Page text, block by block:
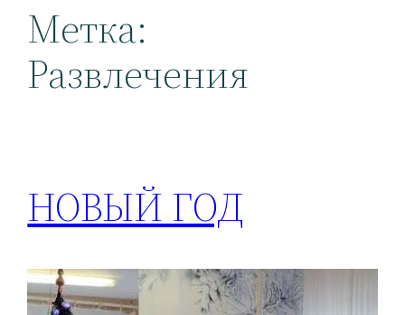
Метка:
Развлечения
НОВЫЙ ГОД